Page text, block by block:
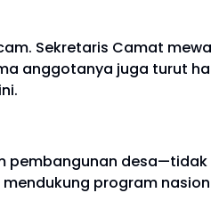
Sekretaris Camat
anggotanya juga turut
program